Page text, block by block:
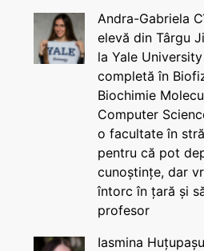
Andra-Gabriela
elevă din Târgu
la Yale
completă în
Biochimie
Computer
o facultate în
pentru că pot
cunoștințe, dar
întorc în țară și
profesor
Iasmina